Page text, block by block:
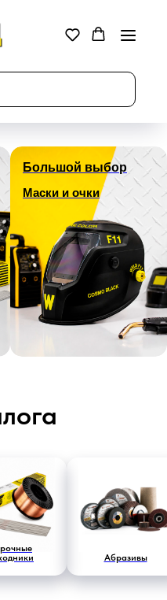
Большой выбор
Маски и очки
Абразивы